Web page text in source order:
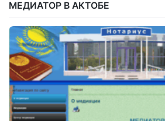
МЕДИАТОР В АКТОБЕ